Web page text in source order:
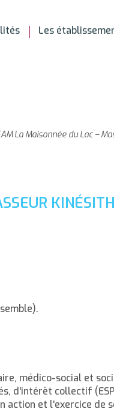
Les
La Maisonnée du Lac –
médico-social et
d'intérêt collectif
et l'exercice de